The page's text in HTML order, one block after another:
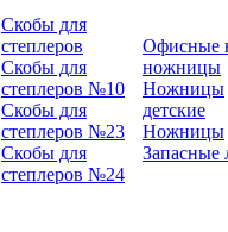
Скобы для
степлеров
Скобы для
степлеров №10
Скобы для
степлеров №23
Скобы для
степлеров №24
Офисные
ножницы
Ножницы
детские
Ножницы
Запасные